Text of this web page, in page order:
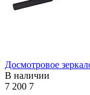
Досмотровое
В наличии
7 200 7